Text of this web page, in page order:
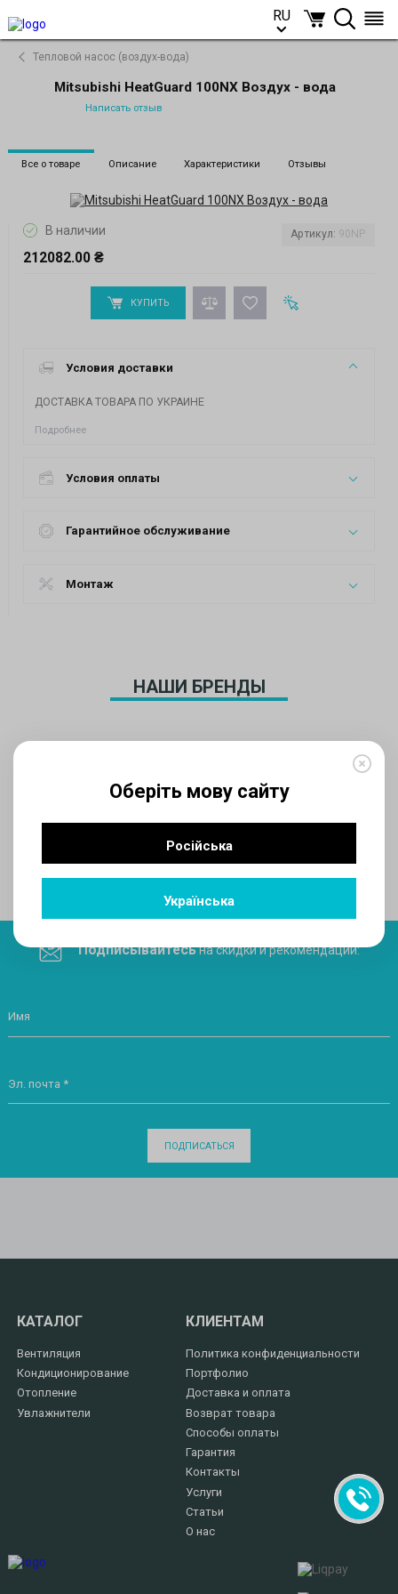
Оберіть мову сайту
Російська
Українська
RU
Тепловой насос (воздух-вода)
Mitsubishi HeatGuard 100NX Воздух - вода
Написать отзыв
Все о товаре Описание Характеристики Отзывы
В наличии
212082.00 ₴
Артикул: 90NP
КУПИТЬ
Условия доставки
ДОСТАВКА ТОВАРА ПО УКРАИНЕ
Подробнее
Условия оплаты
Гарантийное обслуживание
Монтаж
НАШИ БРЕНДЫ
Поделитесь ссылкой в социальных сетях
Подписывайтесьна скидки и рекомендации:
Имя
Эл. почта *
ПОДПИСАТЬСЯ
КАТАЛОГ
Вентиляция
Кондиционирование
Отопление
Увлажнители
КЛИЕНТАМ
Политика конфиденциальности
Портфолио
Доставка и оплата
Возврат товара
Способы оплаты
Гарантия
Контакты
Услуги
Статьи
О нас